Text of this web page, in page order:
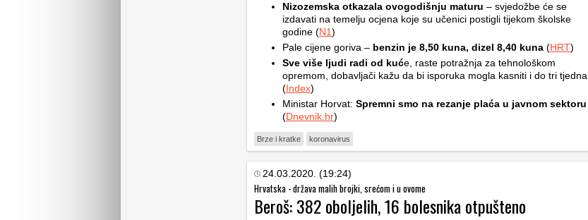
Nizozemska otkazala ovogodišnju maturu – svjedožbe će se
izdavati na temelju ocjena koje su učenici postigli tijekom školske
godine (N1)
Pale cijene goriva – benzin je 8,50 kuna, dizel 8,40 kuna (HRT)
Sve više ljudi radi od kuće, raste potražnja za tehnološkom
opremom, dobavljači kažu da bi isporuka mogla kasniti i do tri tjedna
(Index)
Ministar Horvat: Spremni smo na rezanje plaća u javnom sektoru
(Dnevnik.hr)
Brze i kratke koronavirus
24.03.2020. (19:24)
Hrvatska - država malih brojki, srećom i u ovome
Beroš: 382 oboljelih, 16 bolesnika otpušteno